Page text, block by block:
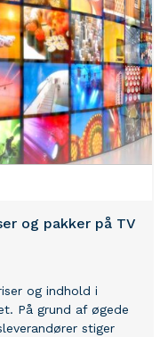
og pakker på TV
og indhold i
På grund af øgede
stiger